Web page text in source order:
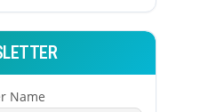
Name